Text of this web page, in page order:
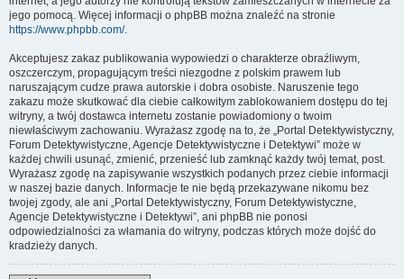
jego pomocą. Więcej informacji o phpBB można znaleźć na stronie
https://www.phpbb.com/.
Akceptujesz zakaz publikowania wypowiedzi o charakterze obraźliwym,
oszczerczym, propagującym treści niezgodne z polskim prawem lub
naruszającym cudze prawa autorskie i dobra osobiste. Naruszenie tego
zakazu może skutkować dla ciebie całkowitym zablokowaniem dostępu do tej
witryny, a twój dostawca internetu zostanie powiadomiony o twoim
niewłaściwym zachowaniu. Wyrażasz zgodę na to, że „Portal Detektywistyczny,
Forum Detektywistyczne, Agencje Detektywistyczne i Detektywi” może w
każdej chwili usunąć, zmienić, przenieść lub zamknąć każdy twój temat, post.
Wyrażasz zgodę na zapisywanie wszystkich podanych przez ciebie informacji
w naszej bazie danych. Informacje te nie będą przekazywane nikomu bez
twojej zgody, ale ani „Portal Detektywistyczny, Forum Detektywistyczne,
Agencje Detektywistyczne i Detektywi”, ani phpBB nie ponosi
odpowiedzialności za włamania do witryny, podczas których może dojść do
kradzieży danych.